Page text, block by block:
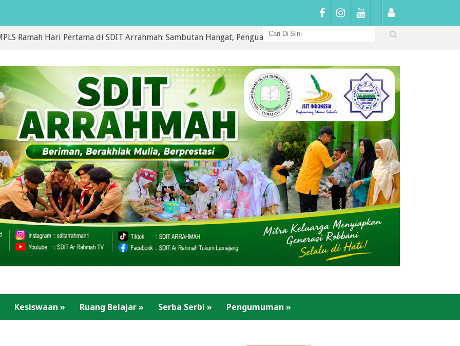
Hari Pertama di SDIT Arrahmah: Sambutan Hangat, Penguatan Karakter, dan Awal Perjalanan Meraih Mimpi
Kesiswaan » Ruang Belajar» Serba Serbi » Pengumuman »